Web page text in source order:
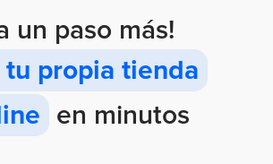
un paso más!
propia tienda
en minutos